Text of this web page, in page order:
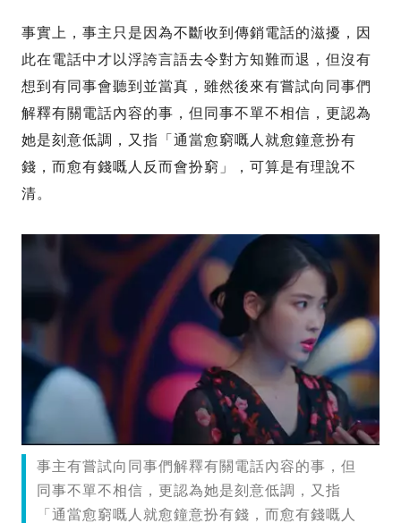
事實上，事主只是因為不斷收到傳銷電話的滋擾，因
此在電話中才以浮誇言語去令對方知難而退，但沒有
想到有同事會聽到並當真，雖然後來有嘗試向同事們
解釋有關電話內容的事，但同事不單不相信，更認為
她是刻意低調，又指「通當愈窮嘅人就愈鐘意扮有
錢，而愈有錢嘅人反而會扮窮」，可算是有理說不
清。
事主有嘗試向同事們解釋有關電話內容的事，但
同事不單不相信，更認為她是刻意低調，又指
「通當愈窮嘅人就愈鐘意扮有錢，而愈有錢嘅人